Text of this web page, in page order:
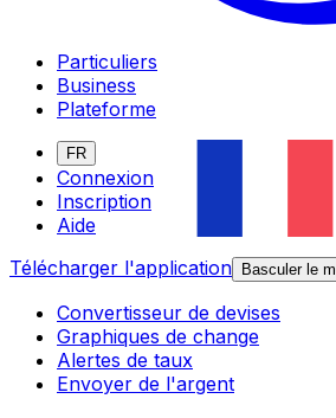
Particuliers
Business
Plateforme
FR
Connexion
Inscription
Aide
Télécharger l'application
Basculer le
Convertisseur de devises
Graphiques de change
Alertes de taux
Envoyer de l'argent